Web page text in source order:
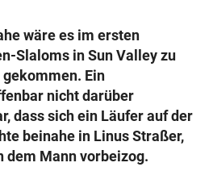
wäre es im ersten
Slaloms in Sun Valley zu
Ein
nicht darüber
dass sich ein Läufer auf der
beinahe in Linus Straßer,
dem Mann vorbeizog.